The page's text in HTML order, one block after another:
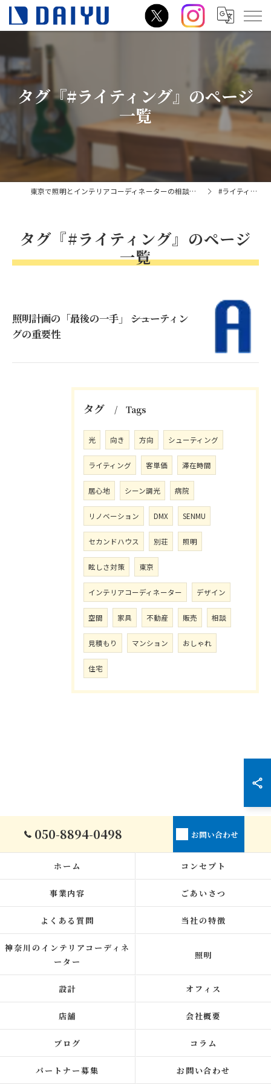
タグ『#ライティング』のページ
一覧
東京で照明とインテリアコーディネーターの相談はダイユー #ライティング
タグ『#ライティング』のページ
一覧
照明計画の「最後の一手」 ――シューティン
グの重要性
タグ Tags
光 向き 方向 シューティング
ライティング 客単価 滞在時間
居心地 シーン調光 病院
リノベーション DMX SENMU
セカンドハウス 別荘 照明
眩しさ対策 東京
インテリアコーディネーター デザイン
空間 家具 不動産 販売 相談
見積もり マンション おしゃれ
住宅
050-8894-0498 お問い合わせ
ホーム コンセプト
事業内容 ごあいさつ
よくある質問 当社の特徴
神奈川のインテリアコーディネ
ーター
照明
設計 オフィス
店舗 会社概要
ブログ コラム
パートナー募集 お問い合わせ